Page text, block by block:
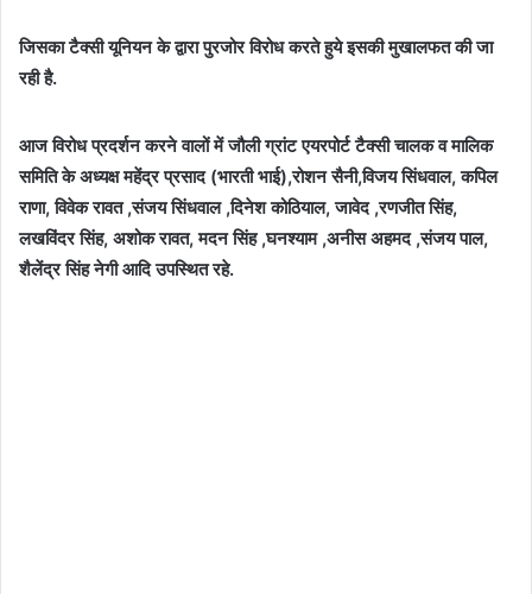
जिसका टैक्सी यूनियन के द्वारा पुरजोर विरोध करते हुये इसकी मुखालफत की जा
रही है.
आज विरोध प्रदर्शन करने वालों में जौली ग्रांट एयरपोर्ट टैक्सी चालक व मालिक
समिति के अध्यक्ष महेंद्र प्रसाद (भारती भाई),रोशन सैनी,विजय सिंधवाल, कपिल
राणा, विवेक रावत ,संजय सिंधवाल ,दिनेश कोठियाल, जावेद ,रणजीत सिंह,
लखविंदर सिंह, अशोक रावत, मदन सिंह ,घनश्याम ,अनीस अहमद ,संजय पाल,
शैलेंद्र सिंह नेगी आदि उपस्थित रहे.